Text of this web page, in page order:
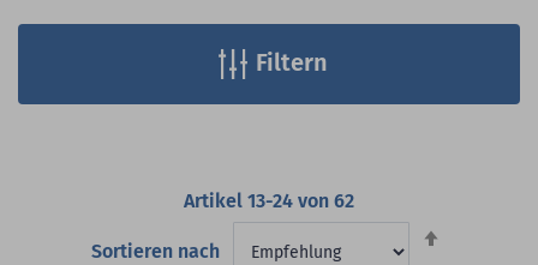
Artikel 13-24 von 62
Sortieren nach
Filtern